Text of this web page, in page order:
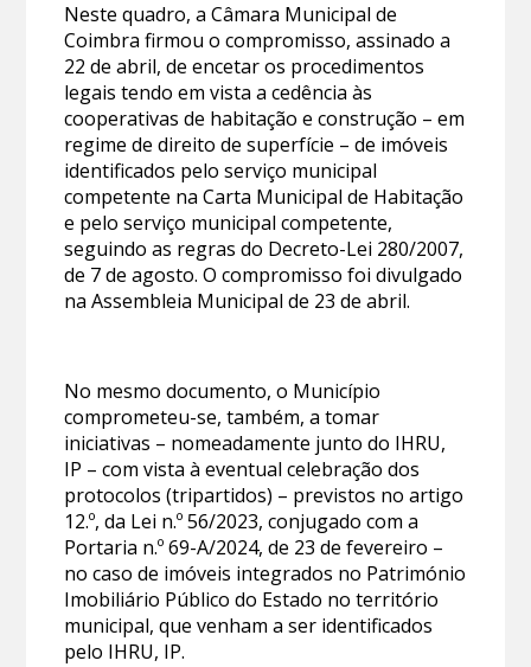
Neste quadro, a Câmara Municipal de
Coimbra firmou o compromisso, assinado a
22 de abril, de encetar os procedimentos
legais tendo em vista a cedência às
cooperativas de habitação e construção – em
regime de direito de superfície – de imóveis
identificados pelo serviço municipal
competente na Carta Municipal de Habitação
e pelo serviço municipal competente,
seguindo as regras do Decreto-Lei 280/2007,
de 7 de agosto. O compromisso foi divulgado
na Assembleia Municipal de 23 de abril.
No mesmo documento, o Município
comprometeu-se, também, a tomar
iniciativas – nomeadamente junto do IHRU,
IP – com vista à eventual celebração dos
protocolos (tripartidos) – previstos no artigo
12.º, da Lei n.º 56/2023, conjugado com a
Portaria n.º 69-A/2024, de 23 de fevereiro –
no caso de imóveis integrados no Património
Imobiliário Público do Estado no território
municipal, que venham a ser identificados
pelo IHRU, IP.